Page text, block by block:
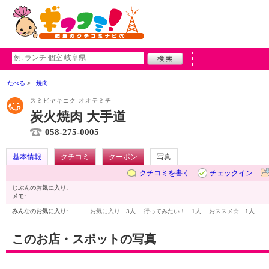
たべる 焼肉
スミビヤキニク オオテミチ
炭火焼肉 大手道
058-275-0005
基本情報 クチコミ クーポン
写真
クチコミを書く
チェックイン
じぶんのお気に入り:
メモ:
みんなのお気に入り: お気に入り… 3人 行ってみたい！… 1人 おススメ☆… 1人
このお店・スポットの写真